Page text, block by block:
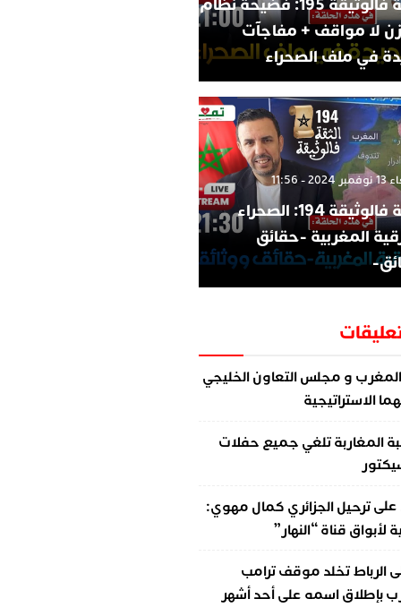
الثقة فالوثيقة 195: فضيحة نظام
لا مواقف + مفاجآت
في ملف الصحراء
- 11:56
الثقة فالوثيقة 194: الصحراء
المغربية -حقائق
المغرب و مجلس التعاون الخليجي
الاستراتيجية
المغاربة تلغي جميع حفلات
علىترحيل الجزائري كمال مهوي:
قناة “النهار”
الرباط تخلد موقف ترامب
بإطلاق اسمه على أحد أشهر